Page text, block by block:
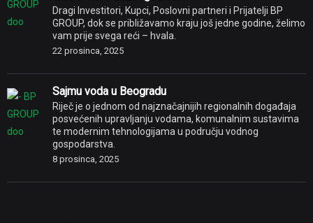
Dragi Investitori, Kupci, Poslovni partneri i Prijatelji BP
GROUP, dok se približavamo kraju još jedne godine, želimo
vam prije svega reći – hvala.
22 prosinca, 2025
Sajmu voda u Beogradu
Riječ je o jednom od najznačajnijih regionalnih događaja
posvećenih upravljanju vodama, komunalnim sustavima
te modernim tehnologijama u području vodnog
gospodarstva.
8 prosinca, 2025